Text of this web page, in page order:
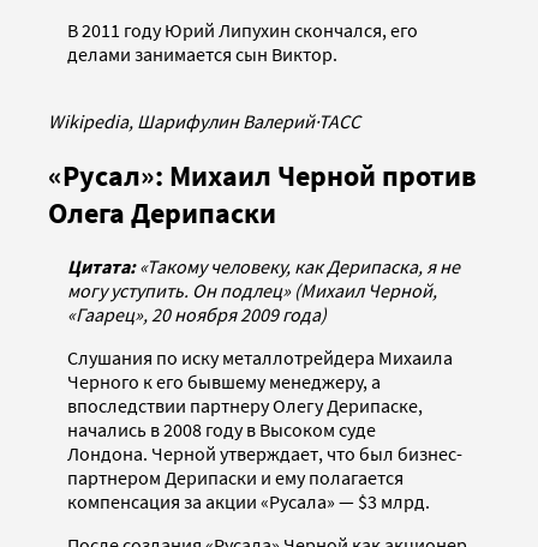
В 2011 году Юрий Липухин скончался, его
делами занимается сын Виктор.
Wikipedia, Шарифулин Валерий·ТАСС
«Русал»: Михаил Черной против
Олега Дерипаски
Цитата:«Такому человеку, как Дерипаска, я не
могу уступить. Он подлец» (Михаил Черной,
«Гаарец», 20 ноября 2009 года)
Слушания по иску металлотрейдера Михаила
Черного к его бывшему менеджеру, а
впоследствии партнеру Олегу Дерипаске,
начались в 2008 году в Высоком суде
Лондона. Черной утверждает, что был бизнес-
партнером Дерипаски и ему полагается
компенсация за акции «Русала» — $3 млрд.